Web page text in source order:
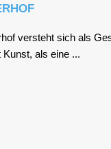
ver­steht sich als
als eine ...